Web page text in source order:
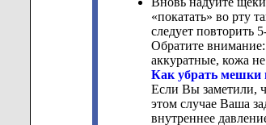
«покатать» во рту
следует повторить
Обратите
аккуратные, кожа
Как убрать мешки
Если Вы заметили,
этом случае Ваша
внутреннее